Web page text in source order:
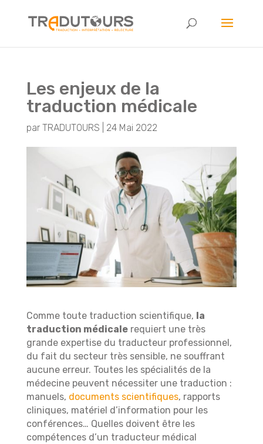
Les enjeux de la
traduction médicale
par TRADUTOURS 24 Mai 2022
Comme toute traduction scientifique, la
traduction médicalerequiert une très
grande expertise du traducteur professionnel,
du fait du secteur très sensible, ne souffrant
aucune erreur. Toutes les spécialités de la
médecine peuvent nécessiter une traduction :
manuels, documents scientifiques, rapports
cliniques, matériel d’information pour les
conférences… Quelles doivent être les
compétences d’un traducteur médical